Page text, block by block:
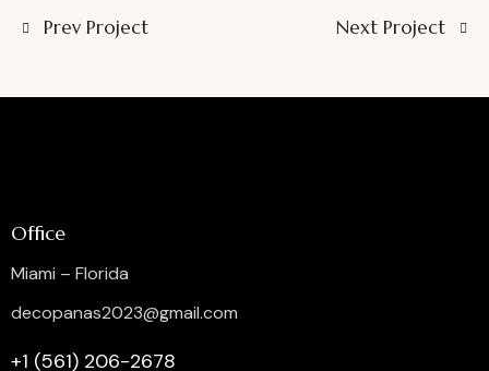
Prev Project Next Project
Office
Miami – Florida
decopanas2023@gmail.com
+1 (561) 206-2678